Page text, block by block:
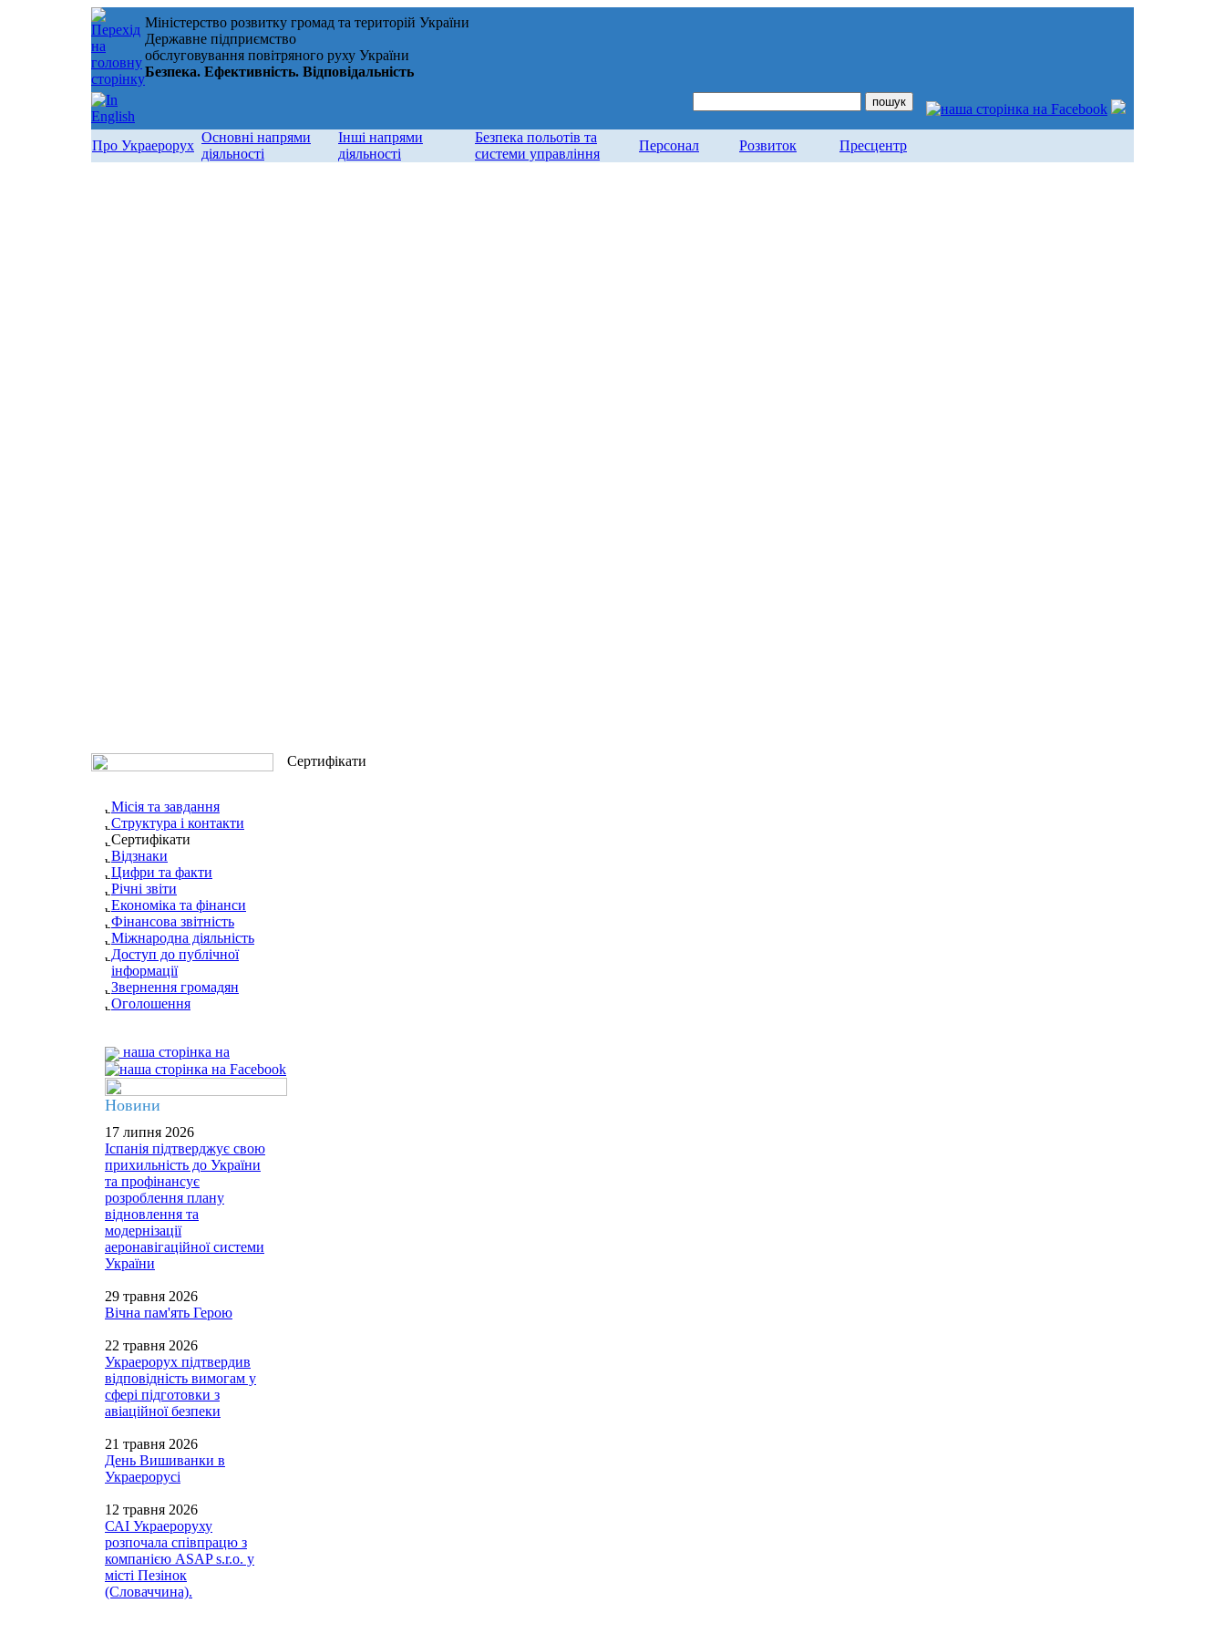
Міністерство розвитку громад та територій України
Державне підприємство
обслуговування повітряного руху України
Безпека. Ефективність. Відповідальність
Про Украерорух
Основні напрями
діяльності
Інші напрями
діяльності
Безпека польотів та
системи управління
Персонал Розвиток Пресцентр
Місія та завдання
Структура і контакти
Сертифікати
Відзнаки
Цифри та факти
Річні звіти
Економіка та фінанси
Фінансова звітність
Міжнародна діяльність
Доступ до публічної
інформації
Звернення громадян
Оголошення
наша сторінка на
Новини
17 липня 2026
Іспанія підтверджує свою
прихильність до України
та профінансує
розроблення плану
відновлення та
модернізації
аеронавігаційної системи
України
29 травня 2026
Вічна пам'ять Герою
22 травня 2026
Украерорух підтвердив
відповідність вимогам у
сфері підготовки з
авіаційної безпеки
21 травня 2026
День Вишиванки в
Украерорусі
12 травня 2026
САІ Украероруху
розпочала співпрацю з
компанією ASAP s.r.o. у
місті Пезінок
(Словаччина).
Сертифікати